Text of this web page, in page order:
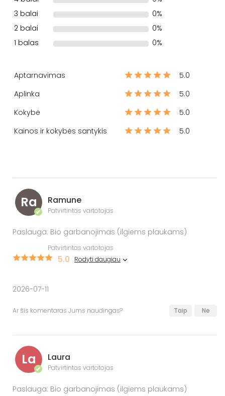
3 balai
0%
2 balai
0%
1 balas
0%
Aptarnavimas
5.0
Aplinka
5.0
Kokybė
5.0
Kainos ir kokybės santykis
5.0
Ra
✔
Ramune
Patvirtintas vartotojas
Paslauga: Bio garbanojimas (ilgiems plaukams)
Patvirtintas vartotojas
5.0 Rodyti daugiau
2026-07-11
Ar šis komentaras Jums naudingas? Taip Ne
La
✔
Laura
Patvirtintas vartotojas
Paslauga: Bio garbanojimas (ilgiems plaukams)